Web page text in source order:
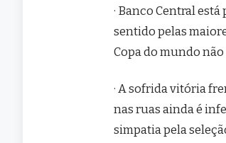
· Banco Central
sentido pelas
Copa do mundo
· A sofrida vitória
nas ruas ainda é
simpatia pela